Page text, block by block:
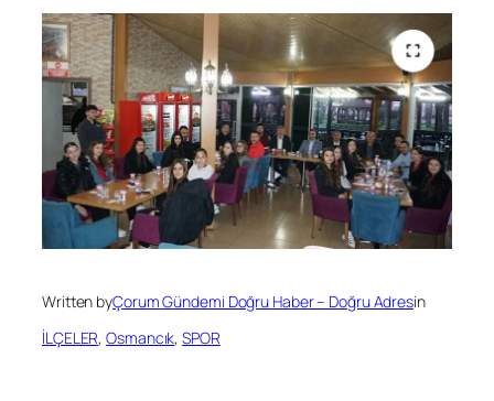
Written byÇorum Gündemi Doğru Haber – Doğru Adresin
İLÇELER, Osmancık, SPOR